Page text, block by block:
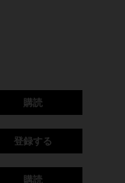
購読
登録する
購読